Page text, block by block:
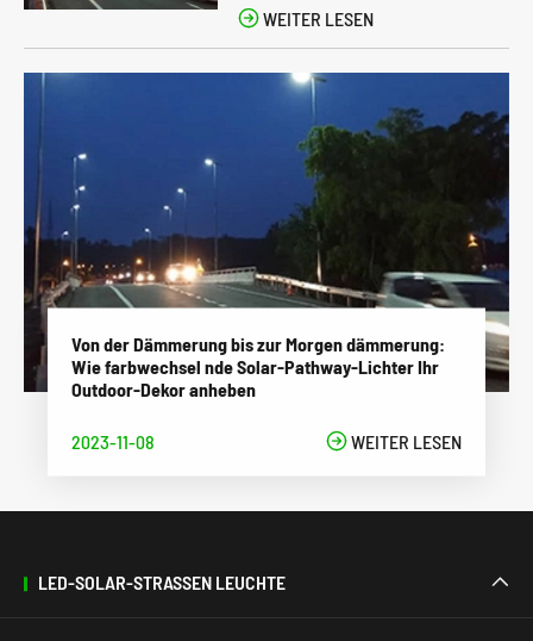
WEITER LESEN
Von der Dämmerung bis zur Morgen dämmerung:
Wie farbwechsel nde Solar-Pathway-Lichter Ihr
Outdoor-Dekor anheben
2023-11-08 WEITER LESEN
LED-SOLAR-STRASSEN LEUCHTE 